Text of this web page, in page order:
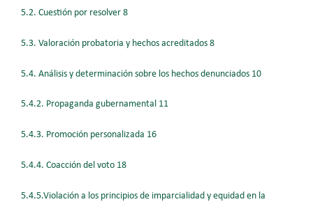
5.2. Cuestión por resolver 8
5.3. Valoración probatoria y hechos acreditados 8
5.4. Análisis y determinación sobre los hechos denunciados 10
5.4.2. Propaganda gubernamental 11
5.4.3. Promoción personalizada 16
5.4.4. Coacción del voto 18
5.4.5.Violación a los principios de imparcialidad y equidad en la